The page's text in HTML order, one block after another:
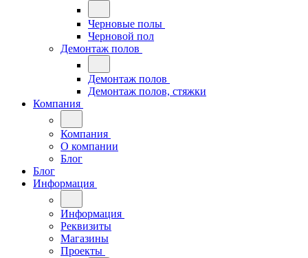
Черновые полы
Черновой пол
Демонтаж полов
Демонтаж полов
Демонтаж полов, стяжки
Компания
Компания
О компании
Блог
Блог
Информация
Информация
Реквизиты
Магазины
Проекты